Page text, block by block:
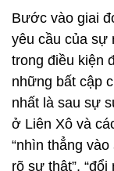
Bước vào giai
yêu cầu của sự
trong điều kiện
những bất cập
nhất là sau sự
ở Liên Xô và
“nhìn thẳng
rõ sự thật”,